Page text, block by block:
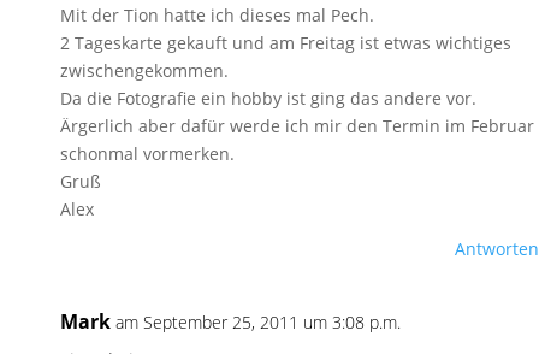
Mit der Tion hatte ich dieses mal Pech.
2 Tageskarte gekauft und am Freitag ist etwas wichtiges
zwischengekommen.
Da die Fotografie ein hobby ist ging das andere vor.
Ärgerlich aber dafür werde ich mir den Termin im Februar
schonmal vormerken.
Gruß
Alex
Antworten
Mark am September 25, 2011 um 3:08 p.m.